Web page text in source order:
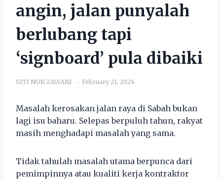
angin, jalan punyalah
berlubang tapi
‘signboard’ pula dibaiki
SITI NUR ZAWANI February 21, 2024
Masalah kerosakan jalan raya di Sabah bukan
lagi isu baharu. Selepas berpuluh tahun, rakyat
masih menghadapi masalah yang sama.
Tidak tahulah masalah utama berpunca dari
pemimpinnya atau kualiti kerja kontraktor